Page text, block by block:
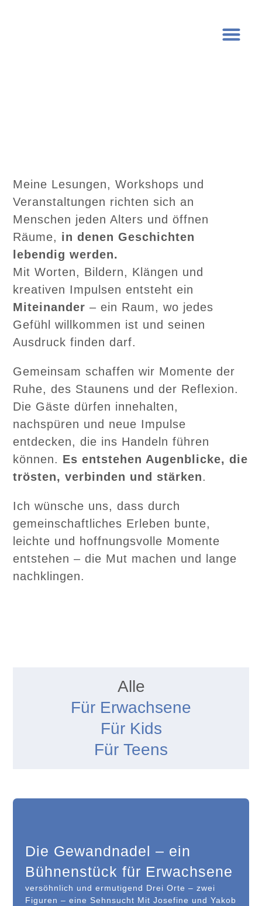
Meine Lesungen, Workshops und
Veranstaltungen richten sich an
Menschen jeden Alters und öffnen
Räume, in denen Geschichten
lebendig werden.
Mit Worten, Bildern, Klängen und
kreativen Impulsen entsteht ein
Miteinander– ein Raum, wo jedes
Gefühl willkommen ist und seinen
Ausdruck finden darf.
Gemeinsam schaffen wir Momente der
Ruhe, des Staunens und der Reflexion.
Die Gäste dürfen innehalten,
nachspüren und neue Impulse
entdecken, die ins Handeln führen
können. Es entstehen Augenblicke, die
trösten, verbinden und stärken.
Ich wünsche uns, dass durch
gemeinschaftliches Erleben bunte,
leichte und hoffnungsvolle Momente
entstehen – die Mut machen und lange
nachklingen.
Für Erwachsene
Für Kids
Für Teens
Alle
Die Gewandnadel – ein
Bühnenstück für Erwachsene
versöhnlich und ermutigend Drei Orte – zwei
Figuren – eine Sehnsucht Mit Josefine und Yakob